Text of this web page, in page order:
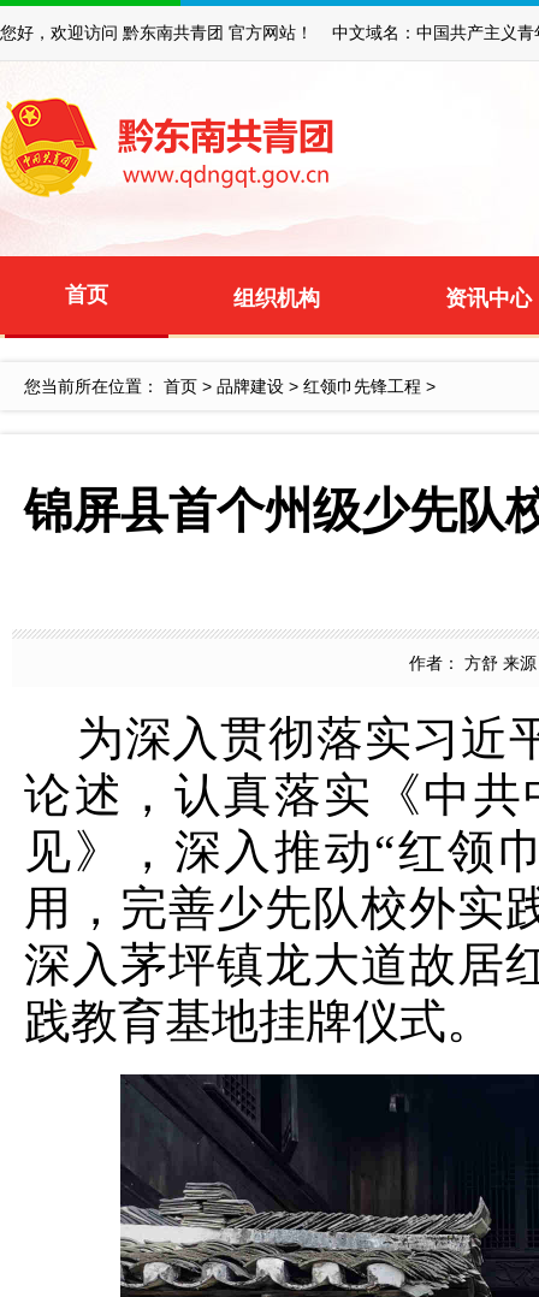
您好，欢迎访问 黔东南共青团 官方网站！ 中文域名：中国共产主义青
首页 组织机构 资讯中心
您当前所在位置： 首页 > 品牌建设 > 红领巾先锋工程 >
锦屏县首个州级少先队
作者： 方舒 来
为深入贯彻落实习近
论述，认真落实《中
见》，深入推动“红领
用，完善少先队校外实
深入茅坪镇龙大道故居
践教育基地挂牌仪式。